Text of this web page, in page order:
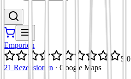
Emporion
5,0
21 Rezensionen · Google Maps